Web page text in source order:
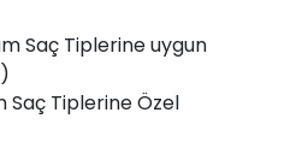
Saç Tiplerine uygun
Saç Tiplerine Özel